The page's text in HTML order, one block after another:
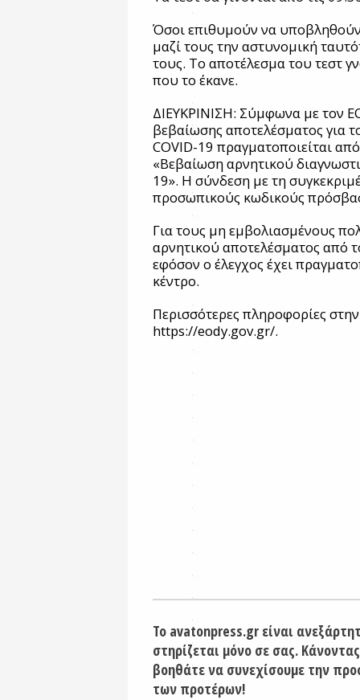
Όσοι επιθυμούν να
μαζί τους την αστυνομική
τους. Το αποτέλεσμα του τεστ
που το έκανε.
ΔΙΕΥΚΡΙΝΙΣΗ: Σύμφωνα με τον
βεβαίωσης αποτελέσματος για
COVID-19 πραγματοποιείται
«Βεβαίωση αρνητικού
19». Η σύνδεση με τη
προσωπικούς κωδικούς
Για τους μη εμβολιασμένους
αρνητικού αποτελέσματος από
εφόσον ο έλεγχος έχει
κέντρο.
Περισσότερες πληροφορίες
https://eody.gov.gr/.
Το avatonpress.gr είναι
στηρίζεται μόνο σε σας.
βοηθάτε να συνεχίσουμε την
των προτέρων!